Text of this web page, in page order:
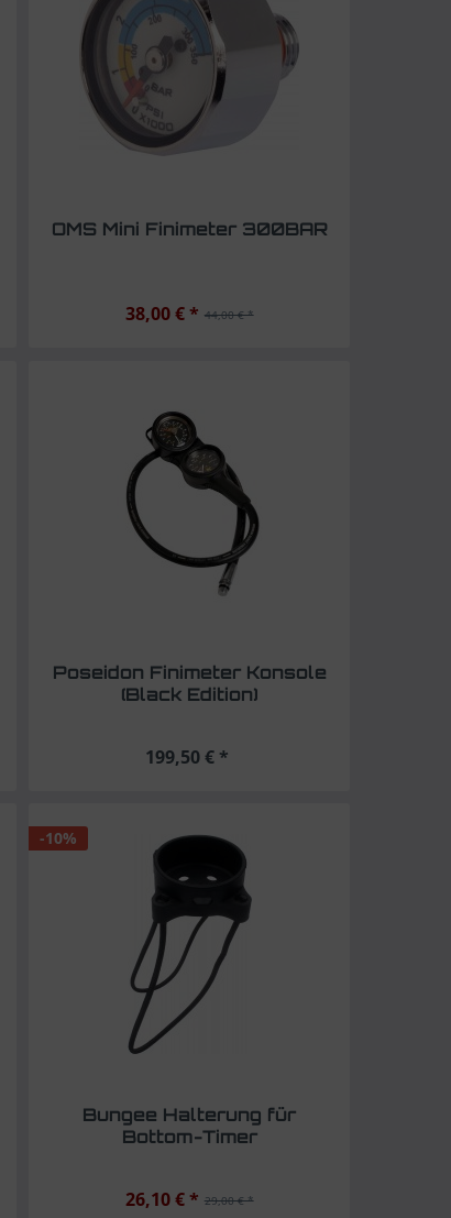
OMS Mini Finimeter 300BAR
44,00 € *
38,00 € *
Poseidon Finimeter Konsole
(Black Edition)
199,50 € *
-10%
Bungee Halterung für
Bottom-Timer
29,00 € *
26,10 € *